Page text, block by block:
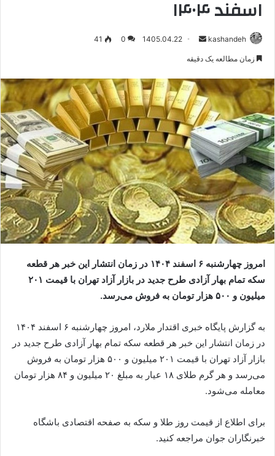
اسفند ۱۴۰۴
kashandeh
ارسال1405.04.22
0
41
زمان مطالعه یک دقیقه
امروز چهارشنبه ۶ اسفند ۱۴۰۴ در زمان انتشار این خبر هر قطعه
سکه تمام بهار آزادی طرح جدید در بازار آزاد تهران با قیمت ۲۰۱
میلیون و ۵۰۰ هزار تومان به فروش می‌رسد.
به گزارش پایگاه خبری اقتدار ملارد، امروز چهارشنبه ۶ اسفند ۱۴۰۴
در زمان انتشار این خبر هر قطعه سکه تمام بهار آزادی طرح جدید در
بازار آزاد تهران با قیمت ۲۰۱ میلیون و ۵۰۰ هزار تومان به فروش
می‌رسد و هر گرم طلای ۱۸ عیار به مبلغ ۲۰ میلیون و ۸۴ هزار تومان
معامله می‌شود.
برای اطلاع از قیمت روز طلا و سکه به صفحه اقتصادی باشگاه
خبرنگاران جوان مراجعه کنید.